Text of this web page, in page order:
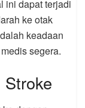
ini dapat terjadi
ke otak
keadaan
segera.